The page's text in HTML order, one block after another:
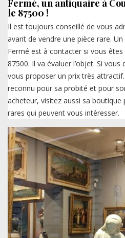
Fermé, un antiquaire à
le 87500 !
Il est toujours conseillé de vous
avant de vendre une pièce rare.
Fermé est à contacter si vous
87500. Il va évaluer l’objet. Si vous
vous proposer un prix très
reconnu pour sa probité et pour
acheteur, visitez aussi sa
rares qui peuvent vous intéresser.